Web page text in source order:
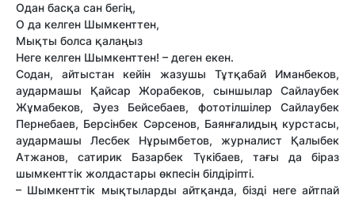
Одан басқа сан бегің,
О да келген Шымкенттен,
Мықты болса қалаңыз
Неге келген Шымкенттен! – деген екен.
Содан, айтыстан кейін жазушы Тұтқабай Иманбеков,
аудармашы Қайсар Жорабеков, сыншылар Сайлаубек
Жұмабеков, Әуез Бейсебаев, фототілшілер Сайлаубек
Пернебаев, Берсінбек Сәрсенов, Баянғалидың курстасы,
аудармашы Лесбек Нұрымбетов, журналист Қалыбек
Атжанов, сатирик Базарбек Түкібаев, тағы да біраз
шымкенттік жолдастары өкпесін білдіріпті.
– Шымкенттік мықтыларды айтқанда, бізді неге айтпай